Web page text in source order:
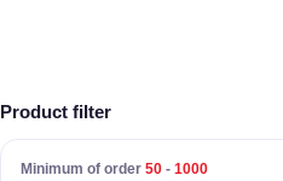
Product filter
Minimum of order 50 - 1000